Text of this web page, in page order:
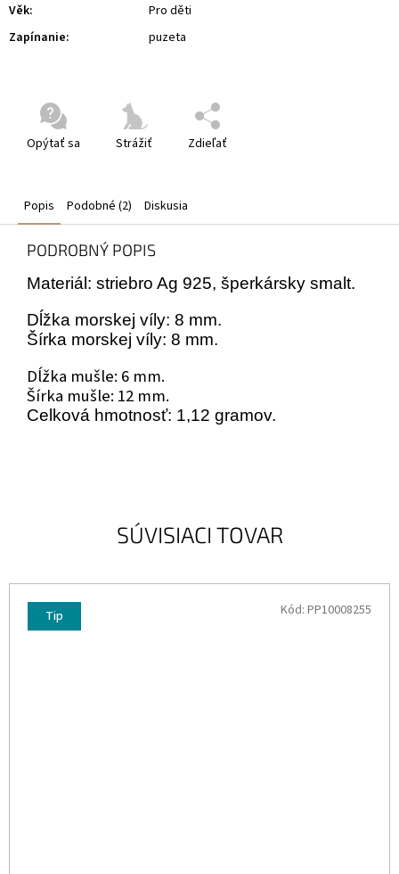
Opýtať sa Strážiť Zdieľať
Věk:
Pro děti
Zapínanie: puzeta
SÚVISIACI TOVAR
Tip Kód: PP10008255
Popis Podobné (2) Diskusia
PODROBNÝ POPIS
Materiál: striebro Ag 925, šperkársky smalt.
Dĺžka morskej víly: 8 mm.
Šírka morskej víly: 8 mm.
Dĺžka mušle: 6 mm.
Šírka mušle: 12 mm.
Celková hmotnosť: 1,12 gramov.